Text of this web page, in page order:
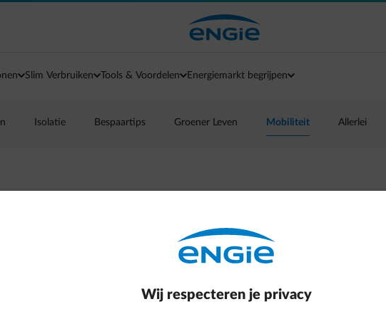
Slim Verbruiken Tools & Voordelen Energiemarkt begrijpen
Isolatie Bespaartips Groener Leven Mobiliteit Allerlei
5 vooroordelen
energy efficiency, green mobility
Wij respecteren je privacy